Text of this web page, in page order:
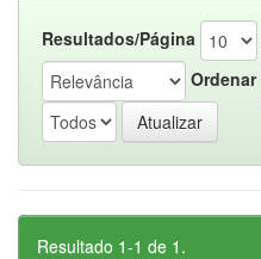
Resultados/Página
Ordenar
Resultado 1-1 de 1.